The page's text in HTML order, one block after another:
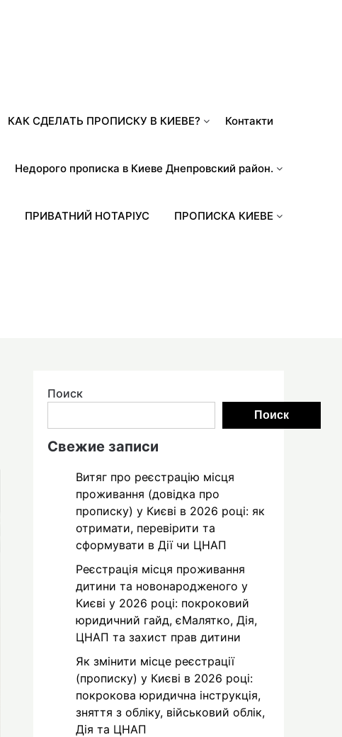
КАК СДЕЛАТЬ ПРОПИСКУ В КИЕВЕ? Контакти
Недорого прописка в Киеве Днепровский район.
ПРИВАТНИЙ НОТАРІУС ПРОПИСКА КИЕВЕ
Поиск
Поиск
Свежие записи
Витяг про реєстрацію місця
проживання (довідка про
прописку) у Києві в 2026 році: як
отримати, перевірити та
сформувати в Дії чи ЦНАП
Реєстрація місця проживання
дитини та новонародженого у
Києві у 2026 році: покроковий
юридичний гайд, єМалятко, Дія,
ЦНАП та захист прав дитини
Як змінити місце реєстрації
(прописку) у Києві в 2026 році:
покрокова юридична інструкція,
зняття з обліку, військовий облік,
Дія та ЦНАП